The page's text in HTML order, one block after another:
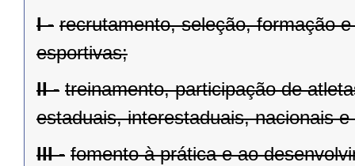
I - recrutamento, seleção, formação
esportivas;
II - treinamento, participação de
estaduais, interestaduais, nacionais
III - fomento à prática e ao